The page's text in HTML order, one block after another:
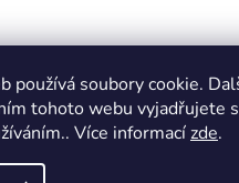
používá soubory cookie.
tohoto webu vyjadřujete
Více informacízde.